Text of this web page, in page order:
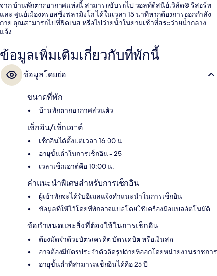
จาก บ้านพักตากอากาศแห่งนี้ สามารถขับรถไป วอลท์ดิสนีย์เวิล์ด® รีสอร์ท
และ ศูนย์เมืองครอสซิ่งฟลามิงโก ได้ในเวลา 15 นาทีหากต้องการออกกำลัง
กาย ตุณสามารถไปที่ฟิตเนส หรือไปว่ายน้ำในยามเช้าที่สระว่ายน้ำกลาง
แจ้ง
ข้อมูลเพิ่มเติมเกี่ยวกับที่พักนี้
ข้อมูลโดยย่อ
ขนาดที่พัก
บ้านพักตากอากาศส่วนตัว
เช็กอิน/เช็กเอาต์
เช็กอินได้ตั้งแต่เวลา 16:00 น.
อายุขั้นต่ำในการเช็กอิน - 25
เวลาเช็กเอาต์คือ 10:00 น.
คำแนะนำพิเศษสำหรับการเช็กอิน
ผู้เข้าพักจะได้รับอีเมลแจ้งคำแนะนำในการเช็กอิน
ข้อมูลที่ให้ไว้โดยที่พักอาจแปลโดยใช้เครื่องมือแปลอัตโนมัติ
ข้อกำหนดและสิ่งที่ต้องใช้ในการเช็กอิน
ต้องมัดจำด้วยบัตรเครดิต บัตรเดบิต หรือเงินสด
อาจต้องมีบัตรประจำตัวติดรูปถ่ายที่ออกโดยหน่วยงานราชการ
อายุขั้นต่ำที่สามารถเช็กอินได้คือ 25 ปี